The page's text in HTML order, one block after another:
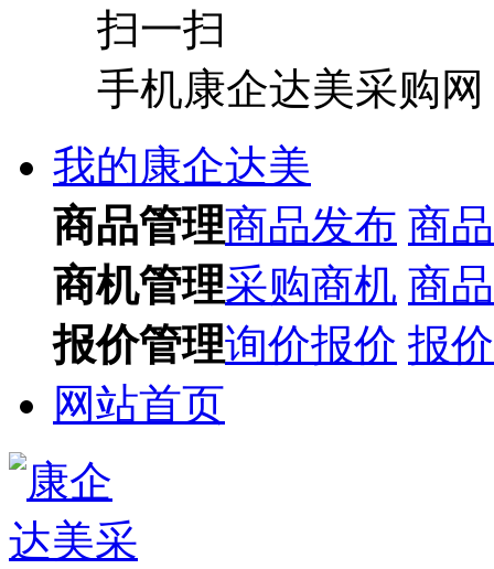
扫一扫
手机康企达美采购网
我的康企达美
商品管理商品发布 商
商机管理采购商机 商
报价管理询价报价 报
网站首页